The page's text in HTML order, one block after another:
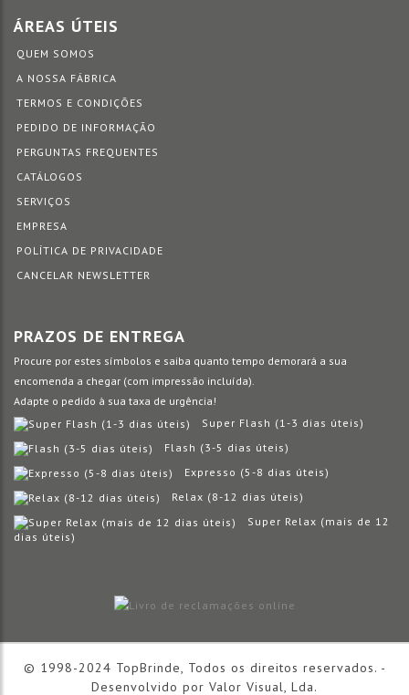
ÁREAS ÚTEIS
QUEM SOMOS
A NOSSA FÁBRICA
TERMOS E CONDIÇÕES
PEDIDO DE INFORMAÇÃO
PERGUNTAS FREQUENTES
CATÁLOGOS
SERVIÇOS
EMPRESA
POLÍTICA DE PRIVACIDADE
CANCELAR NEWSLETTER
PRAZOS DE ENTREGA
Procure por estes símbolos e saiba quanto tempo demorará a sua
encomenda a chegar (com impressão incluída).
Adapte o pedido à sua taxa de urgência!
Super Flash (1-3 dias úteis)
Flash (3-5 dias úteis)
Expresso (5-8 dias úteis)
Relax (8-12 dias úteis)
Super Relax (mais de 12
dias úteis)
© 1998-2024 TopBrinde, Todos os direitos reservados. -
Desenvolvido por Valor Visual, Lda.